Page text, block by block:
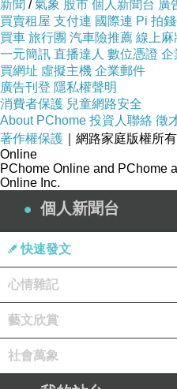
等待幾星期時間算是很
運船班會產生另一個問
口倉庫等待時間是按天
在出口倉庫等了幾個
觀！
Ship2tw在收到您需要
提前預約海運船班讓您
海運回到台灣來。
上圖為Ship2tw協助
BENZ GLC300台灣進
稅估算很複雜，除了
數、汽車的折舊等，台
汽車海運回台灣當中很
價的55%-60%，如果
價為2萬美金那台灣汽
新台幣。
新聞 /氣象 股市 個人新聞台 廣
買賣租屋 支付連 國際連 Pi 拍
買車 旅行團 汽車險推薦 線上麻
一元簡訊 直播達人 數位憑證 企
買網址 虛擬主機 企業郵件
廣告刊登 隱私權聲明
消費者保護 兒童網路安全
About PChome 投資人聯絡 徵
著作權保護 ｜網路家庭版權所
Online
PChome Online and PChome
Online Inc.
個人新聞台
快速發文
心情雜記
藝文欣賞
社會萬象